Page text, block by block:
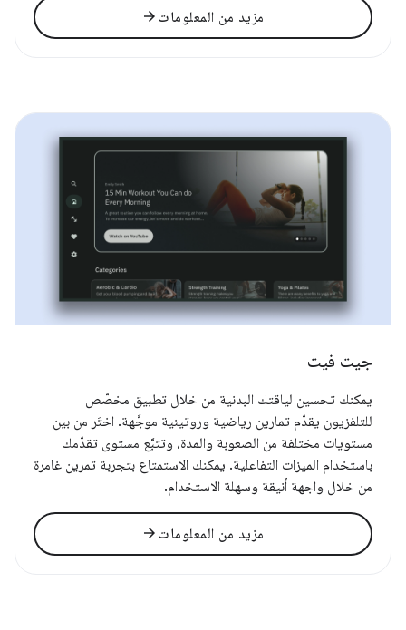
مزيد من المعلومات arrow_forward
جيت فيت
يمكنك تحسين لياقتك البدنية من خلال تطبيق مخصّص
للتلفزيون يقدّم تمارين رياضية وروتينية موجَّهة. اختَر من بين
مستويات مختلفة من الصعوبة والمدة، وتتبَّع مستوى تقدّمك
باستخدام الميزات التفاعلية. يمكنك الاستمتاع بتجربة تمرين غامرة
من خلال واجهة أنيقة وسهلة الاستخدام.
مزيد من المعلومات arrow_forward